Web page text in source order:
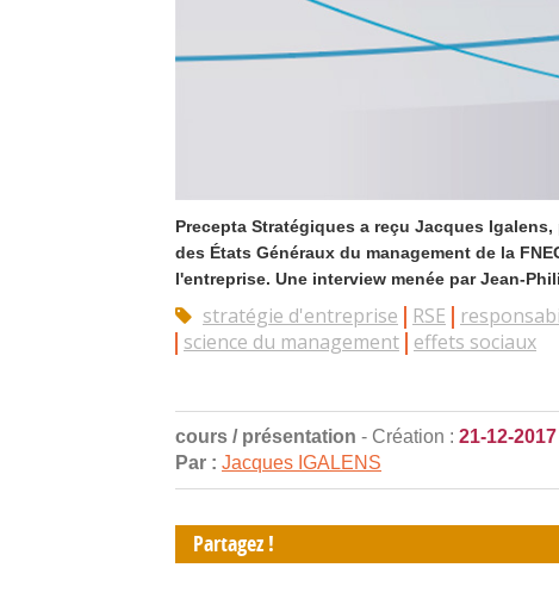
Precepta Stratégiques a reçu Jacques
des États Généraux du management de la
l'entreprise. Une interview menée par Jean-
stratégie d'entreprise RSE
science du management effets sociaux
cours / présentation - Création : 21-12-2017
Par : Jacques IGALENS
Partagez !